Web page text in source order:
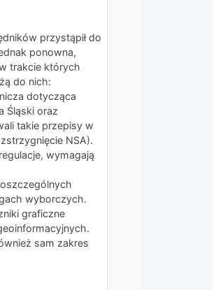
przystąpił do
ponowna,
trakcie których
do nich:
dotycząca
Śląski oraz
takie przepisy w
NSA).
wymagają
wyborczych.
graficzne
sam zakres